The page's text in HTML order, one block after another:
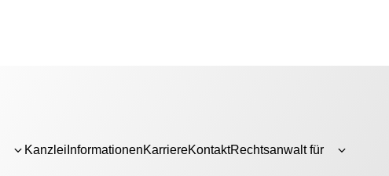
Kanzlei InformationenKarriereKontaktRechtsanwalt für